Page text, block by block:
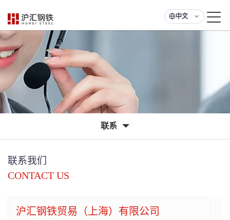
中文
联系
联系我们
CONTACT US
沪汇钢铁贸易（上海）有限公司